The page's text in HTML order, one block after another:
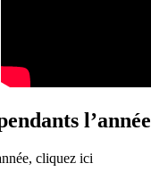
l’année
cliquez ici